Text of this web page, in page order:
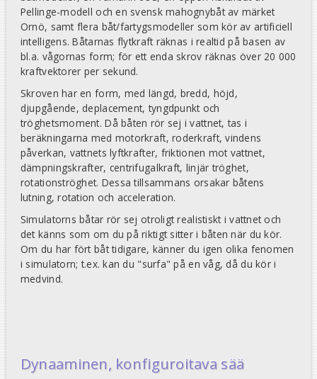
Pellinge-modell och en svensk mahognybåt av märket
Ornö, samt flera båt/fartygsmodeller som kör av artificiell
intelligens. Båtarnas flytkraft räknas i realtid på basen av
bl.a. vågornas form; för ett enda skrov räknas över 20 000
kraftvektorer per sekund.
Skroven har en form, med längd, bredd, höjd,
djupgående, deplacement, tyngdpunkt och
tröghetsmoment. Då båten rör sej i vattnet, tas i
beräkningarna med motorkraft, roderkraft, vindens
påverkan, vattnets lyftkrafter, friktionen mot vattnet,
dämpningskrafter, centrifugalkraft, linjär tröghet,
rotationströghet. Dessa tillsammans orsakar båtens
lutning, rotation och acceleration.
Simulatorns båtar rör sej otroligt realistiskt i vattnet och
det känns som om du på riktigt sitter i båten när du kör.
Om du har fört båt tidigare, känner du igen olika fenomen
i simulatorn; t.ex. kan du "surfa" på en våg, då du kör i
medvind.
Dynaaminen, konfiguroitava sää